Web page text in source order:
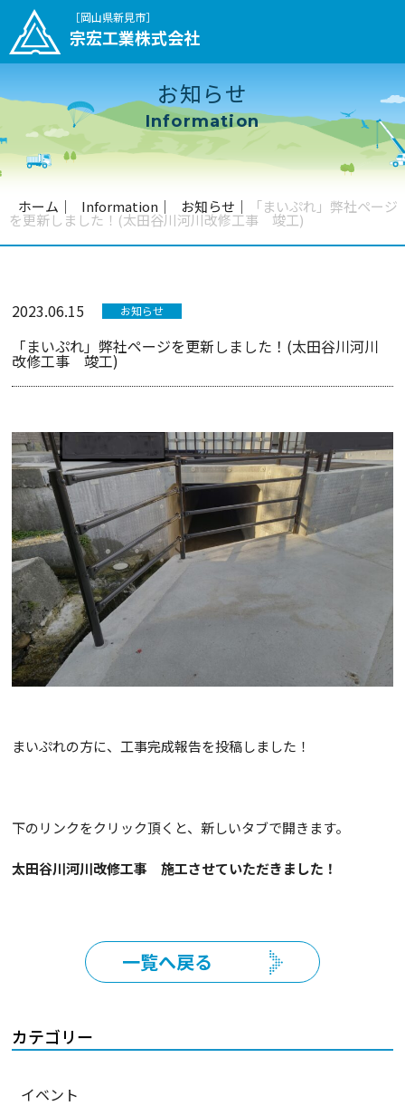
［岡山県新見市］
宗宏工業株式会社
お知らせ
Information
ホーム ｜ Information ｜ お知らせ ｜ 「まいぷれ」弊社ページ
を更新しました！(太田谷川河川改修工事 竣工)
2023.06.15 お知らせ
「まいぷれ」弊社ページを更新しました！(太田谷川河川
改修工事 竣工)
まいぷれの方に、工事完成報告を投稿しました！
下のリンクをクリック頂くと、新しいタブで開きます。
太田谷川河川改修工事 施工させていただきました！
一覧へ戻る
カテゴリー
イベント